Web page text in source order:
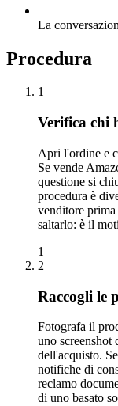
La
Procedura
1
Verifica chi
Apri l'ordine e
Se vende
questione si
procedura è
venditore
saltarlo: è il
1
2
Raccogli le
Fotografa il
uno screenshot
dell'acquisto.
notifiche di
reclamo
di uno basato